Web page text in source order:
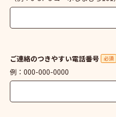
ご連絡のつきやすい電話番号 必須
例：000-000-0000